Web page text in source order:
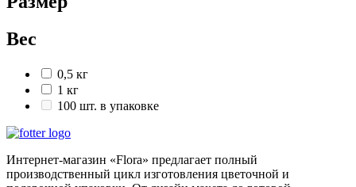
Вес
0,5 кг
1 кг
100 шт. в упаковке
Интернет-магазин «Flora» предлагает полный
производственный цикл изготовления цветочной и